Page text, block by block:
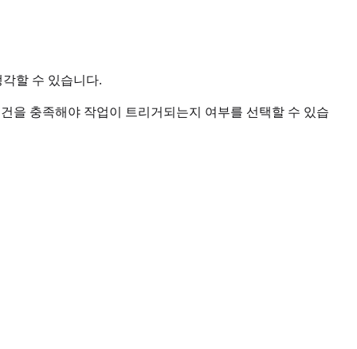
할 수 있습니다.
을 충족해야 작업이 트리거되는지 여부를 선택할 수 있습